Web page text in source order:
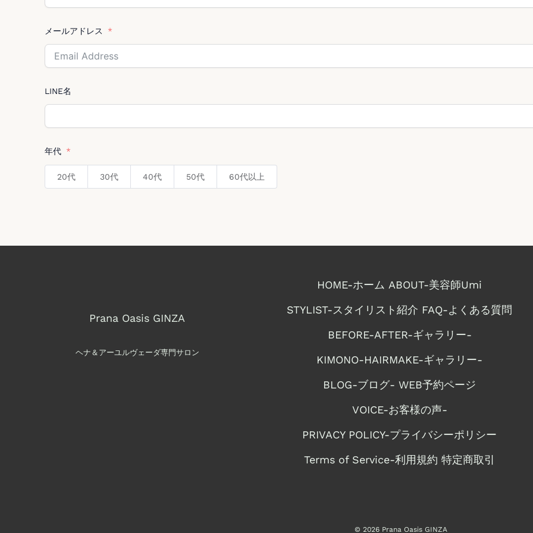
メールアドレス
LINE名
年代
20代 30代 40代 50代 60代以上
Prana Oasis GINZA
ヘナ＆アーユルヴェーダ専門サロン
HOME-ホーム ABOUT-美容師Umi
STYLIST-スタイリスト紹介 FAQ-よくある質問
BEFORE-AFTER-ギャラリー-
KIMONO-HAIRMAKE-ギャラリー-
BLOG-ブログ- WEB予約ページ
VOICE-お客様の声-
PRIVACY POLICY-プライバシーポリシー
Terms of Service-利用規約 特定商取引
© 2026 Prana Oasis GINZA